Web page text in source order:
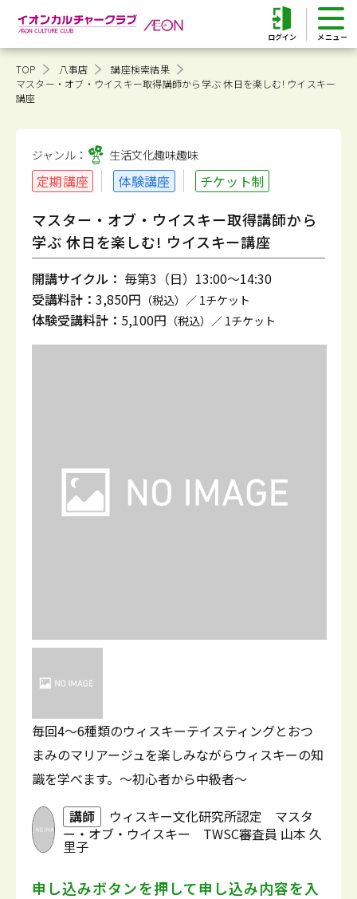
ログイン
TOP 八事店
講座検索結果
マスター・オブ・ウイスキー取得講師から学ぶ 休日を楽しむ! ウイスキー
講座
ジャンル： 生活文化趣味趣味
定期講座 体験講座 チケット制
マスター・オブ・ウイスキー取得講師から
学ぶ 休日を楽しむ! ウイスキー講座
開講サイクル： 毎第3（日）13:00～14:30
受講料計： 3,850円 （税込）／ 1チケット
体験受講料計： 5,100円 （税込）／ 1チケット
毎回4～6種類のウィスキーテイスティングとおつ
まみのマリアージュを楽しみながらウィスキーの知
識を学べます。～初心者から中級者～
講師
ウィスキー文化研究所認定 マスタ
ー・オブ・ウイスキー TWSC審査員 山本 久
里子
申し込みボタンを押して申し込み内容を入